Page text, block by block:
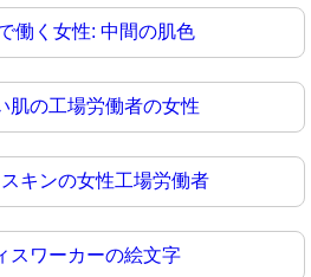
働く女性: 中間の肌色
肌の工場労働者の女性
キンの女性工場労働者
スワーカーの絵文字